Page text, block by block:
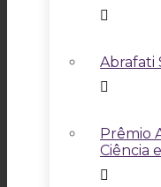
Abrafati
Prêmio
Ciência